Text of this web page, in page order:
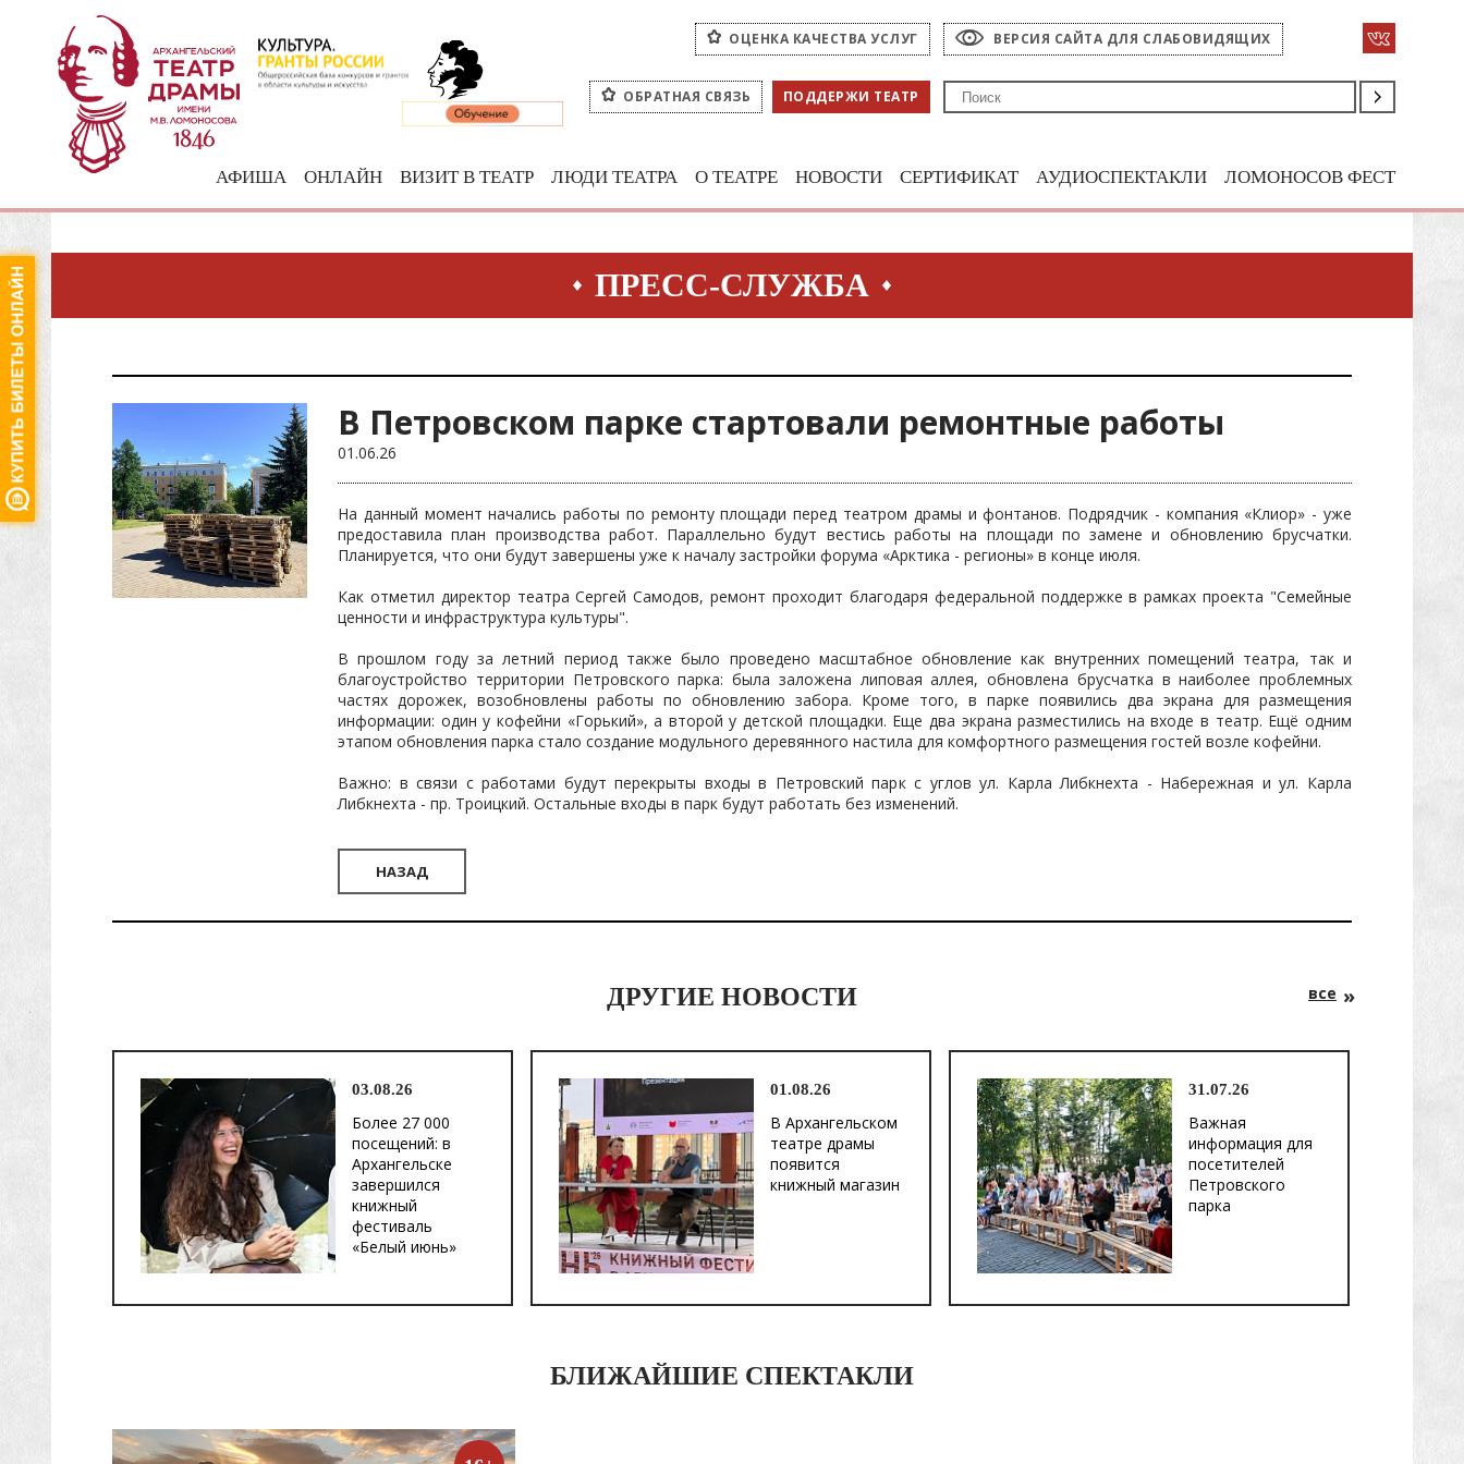
ОЦЕНКА КАЧЕСТВА УСЛУГ ВЕРСИЯ САЙТА ДЛЯ СЛАБОВИДЯЩИХ
ОБРАТНАЯ СВЯЗЬ ПОДДЕРЖИ ТЕАТР
АФИША ОНЛАЙН ВИЗИТ В ТЕАТР ЛЮДИ ТЕАТРА О ТЕАТРЕ НОВОСТИ СЕРТИФИКАТ АУДИОСПЕКТАКЛИ ЛОМОНОСОВ ФЕСТ
ПРЕСС-СЛУЖБА
В Петровском парке стартовали ремонтные работы
01.06.26
На данный момент начались работы по ремонту площади перед театром драмы и фонтанов. Подрядчик - компания «Клиор» - уже
предоставила план производства работ. Параллельно будут вестись работы на площади по замене и обновлению брусчатки.
Планируется, что они будут завершены уже к началу застройки форума «Арктика - регионы» в конце июля.
Как отметил директор театра Сергей Самодов, ремонт проходит благодаря федеральной поддержке в рамках проекта "Семейные
ценности и инфраструктура культуры".
В прошлом году за летний период также было проведено масштабное обновление как внутренних помещений театра, так и
благоустройство территории Петровского парка: была заложена липовая аллея, обновлена брусчатка в наиболее проблемных
частях дорожек, возобновлены работы по обновлению забора. Кроме того, в парке появились два экрана для размещения
информации: один у кофейни «Горький», а второй у детской площадки. Еще два экрана разместились на входе в театр. Ещё одним
этапом обновления парка стало создание модульного деревянного настила для комфортного размещения гостей возле кофейни.
Важно: в связи с работами будут перекрыты входы в Петровский парк с углов ул. Карла Либкнехта - Набережная и ул. Карла
Либкнехта - пр. Троицкий. Остальные входы в парк будут работать без изменений.
НАЗАД
ДРУГИЕ НОВОСТИ все
03.08.26
Более 27 000
посещений: в
Архангельске
завершился
книжный
фестиваль
«Белый июнь»
01.08.26
В Архангельском
театре драмы
появится
книжный магазин
31.07.26
Важная
информация для
посетителей
Петровского
парка
БЛИЖАЙШИЕ СПЕКТАКЛИ